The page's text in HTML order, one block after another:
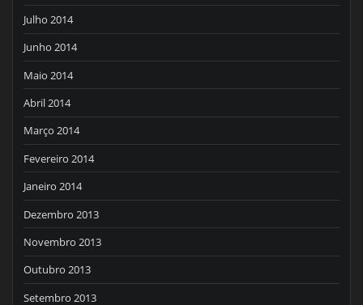
Julho 2014
Junho 2014
Maio 2014
Abril 2014
Março 2014
Fevereiro 2014
Janeiro 2014
Dezembro 2013
Novembro 2013
Outubro 2013
Setembro 2013